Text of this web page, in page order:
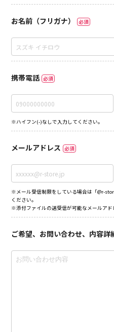
お名前（フリガナ） 必須
携帯電話 必須
※ハイフン(-)なしで入力してください。
メールアドレス 必須
※メール受信制限をしている場合は「@r-
ください。
※添付ファイルの送受信が可能なメールアド
ご希望、お問い合わせ、内容詳